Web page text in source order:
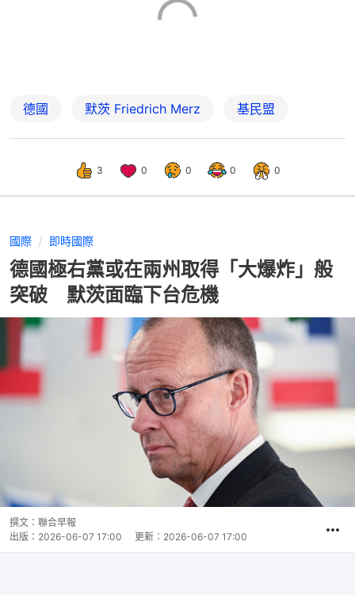
德國 默茨 Friedrich Merz 基民盟
3 0 0 0 0
國際 即時國際
德國極右黨或在兩州取得「大爆炸」般
突破 默茨面臨下台危機
撰文： 聯合早報
出版： 2026-06-07 17:00 更新： 2026-06-07 17:00